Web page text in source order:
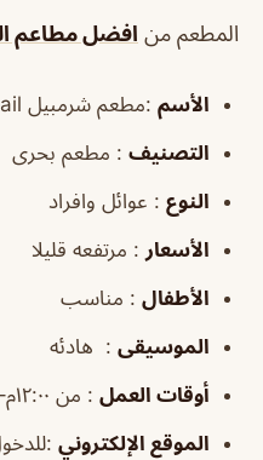
المطعم من افضل مطاعم
الأسم :مطعم شرمبيل shrimpail
التصنيف : مطعم بحرى
النوع : عوائل وافراد
الأسعار : مرتفعه قليلا
الأطفال : مناسب
الموسيقى : هادئه
أوقات العمل : من ١٢:٠٠م–١٢:٠٠ص
الموقع الإلكتروني